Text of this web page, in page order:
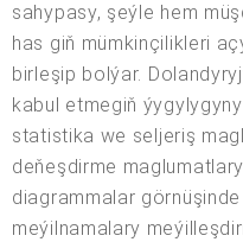
sahypasy, şeýle hem
has giň mümkinçilikleri
birleşip bolýar.
kabul etmegiň
statistika we seljeriş
deňeşdirme
diagrammalar
meýilnamalary